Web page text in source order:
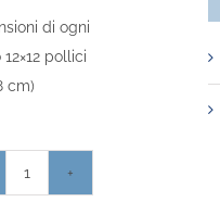
di ogni
pollici
cm)